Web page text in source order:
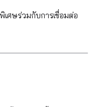
เศษร่วมกับการเชื่อมต่อ